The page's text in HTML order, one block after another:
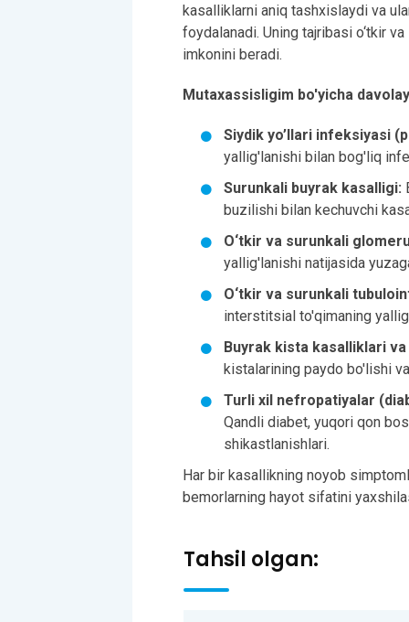
kasalliklarni aniq tashxislaydi va
foydalanadi. Uning tajribasi o‘tkir
imkonini beradi.
Mutaxassisligim bo'yicha
Siydik yo’llari infeksiyasi
yallig'lanishi bilan bog'liq
Surunkali buyrak kasalligi:
buzilishi bilan kechuvchi
O‘tkir va surunkali
yallig'lanishi natijasida
O‘tkir va surunkali
interstitsial to'qimaning
Buyrak kista kasalliklari
kistalarining paydo bo'lishi
Turli xil nefropatiyalar
Qandli diabet, yuqori qon
shikastlanishlari.
Har bir kasallikning noyob
bemorlarning hayot sifatini
Tahsil olgan: